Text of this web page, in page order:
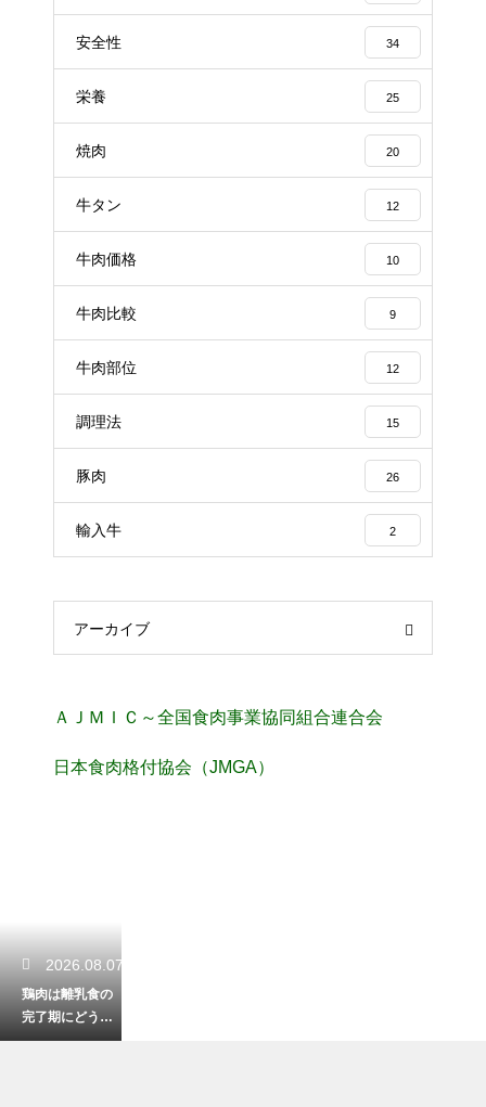
安全性 34
栄養 25
焼肉 20
牛タン 12
牛肉価格 10
牛肉比較 9
牛肉部位 12
調理法 15
豚肉 26
輸入牛 2
アーカイブ
ＡＪＭＩＣ～全国食肉事業協同組合連合会
日本食肉格付協会（JMGA）
2026.08.07
鶏肉は離乳食の
完了期にどう調
理する？安全で